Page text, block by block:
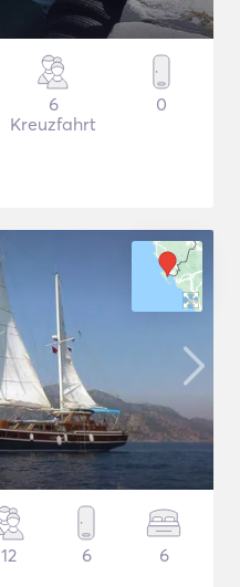
6
Kreuzfahrt
0
12 6 6